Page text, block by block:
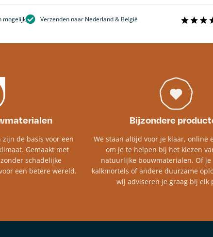
mogelijk Verzenden naar Nederland & België
de basis voor een
Gemaakt met
schadelijke
een betere wereld.
Bijzondere
We staan altijd voor je klaar, online
om je te helpen bij het kiezen
natuurlijke bouwmaterialen. Of je
kalkmortels of andere duurzame
wij adviseren je graag bij elk